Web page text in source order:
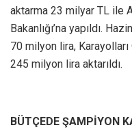
aktarma 23 milyar TL ile
Bakanlığı’na yapıldı.
70 milyon lira,
245 milyon lira aktarıldı.
BÜTÇEDE ŞAMPİYON